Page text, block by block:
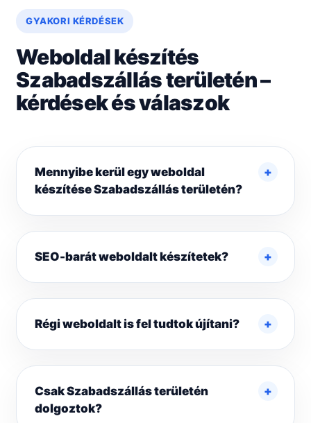
GYAKORI KÉRDÉSEK
Weboldal készítés
Szabadszállás területén –
kérdések és válaszok
Mennyibe kerül egy weboldal
készítése Szabadszállás területén?
SEO-barát weboldalt készítetek?
Régi weboldalt is fel tudtok újítani?
Csak Szabadszállás területén
dolgoztok?